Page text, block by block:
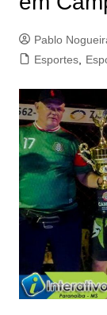
Pablo
Esportes,